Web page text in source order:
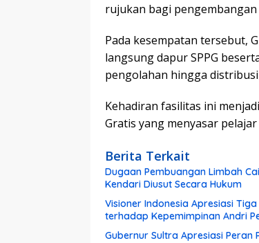
rujukan bagi pengembangan
Pada kesempatan tersebut,
langsung dapur SPPG
pengolahan hingga
Kehadiran fasilitas ini
Gratis yang menyasar
Berita Terkait
Dugaan Pembuangan Limbah
Kendari Diusut Secara Hukum
Visioner Indonesia Apresiasi
terhadap Kepemimpinan Andri
Gubernur Sultra Apresiasi